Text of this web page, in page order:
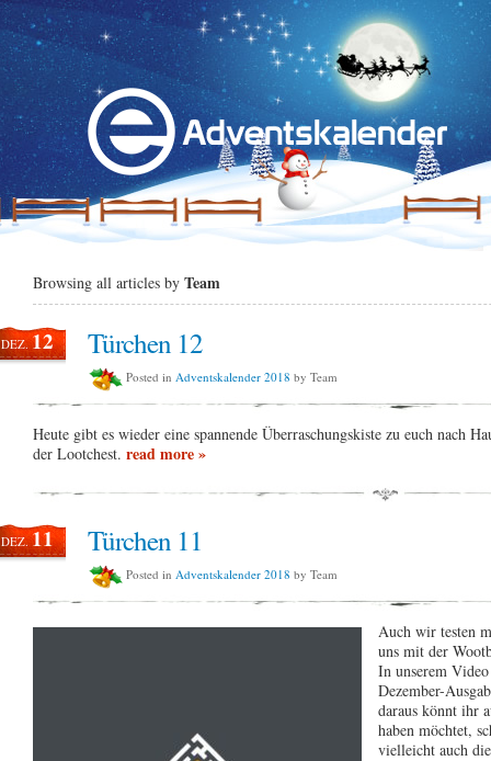
Browsing all articles by Team
DEZ.12 Türchen 12
Posted in Adventskalender 2018 by Team
Heute gibt es wieder eine spannende Überraschungskiste zu euch nach
der Lootchest. read more »
DEZ.11 Türchen 11
Posted in Adventskalender 2018 by Team
Auch wir testen
uns mit der
In unserem
Dezember-
daraus könnt ihr
haben möchtet,
vielleicht auch